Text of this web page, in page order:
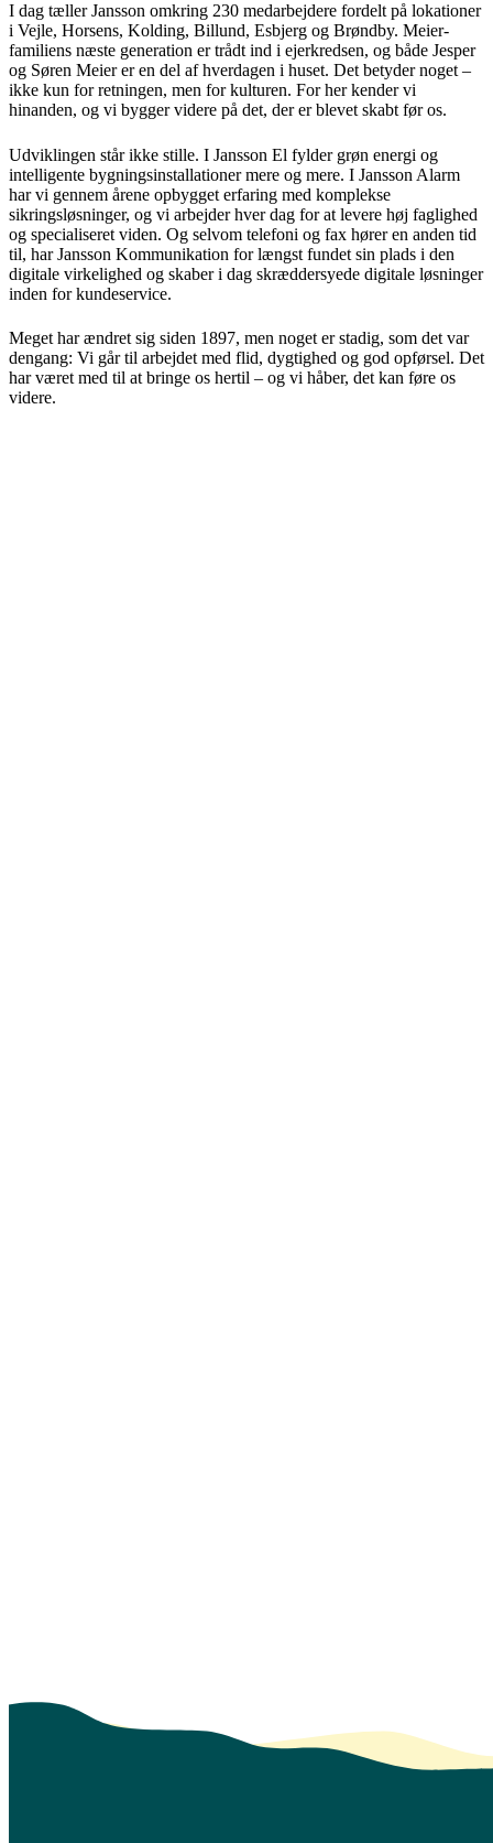
I dag tæller Jansson omkring 230 medarbejdere fordelt på lokationer
i Vejle, Horsens, Kolding, Billund, Esbjerg og Brøndby. Meier-
familiens næste generation er trådt ind i ejerkredsen, og både Jesper
og Søren Meier er en del af hverdagen i huset. Det betyder noget –
ikke kun for retningen, men for kulturen. For her kender vi
hinanden, og vi bygger videre på det, der er blevet skabt før os.
Udviklingen står ikke stille. I Jansson El fylder grøn energi og
intelligente bygningsinstallationer mere og mere. I Jansson Alarm
har vi gennem årene opbygget erfaring med komplekse
sikringsløsninger, og vi arbejder hver dag for at levere høj faglighed
og specialiseret viden. Og selvom telefoni og fax hører en anden tid
til, har Jansson Kommunikation for længst fundet sin plads i den
digitale virkelighed og skaber i dag skræddersyede digitale løsninger
inden for kundeservice.
Meget har ændret sig siden 1897, men noget er stadig, som det var
dengang: Vi går til arbejdet med flid, dygtighed og god opførsel. Det
har været med til at bringe os hertil – og vi håber, det kan føre os
videre.